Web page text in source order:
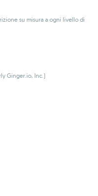
su misura a ogni livello di
Ginger.io, Inc.)